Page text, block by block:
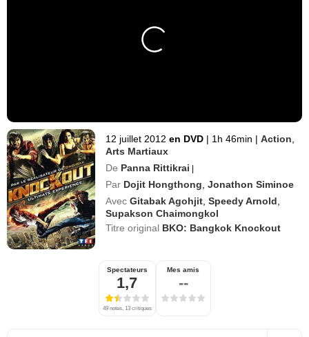
12 juillet 2012 en DVD | 1h 46min | Action
Arts Martiaux
De Panna Rittikrai |
Par Dojit Hongthong ,Jonathon Siminoe
Avec Gitabak Agohjit ,Speedy Arnold
Supakson Chaimongkol
Titre original BKO: Bangkok Knockout
Spectateurs
1,7
49 notes, 13 critiques
Mes amis
--